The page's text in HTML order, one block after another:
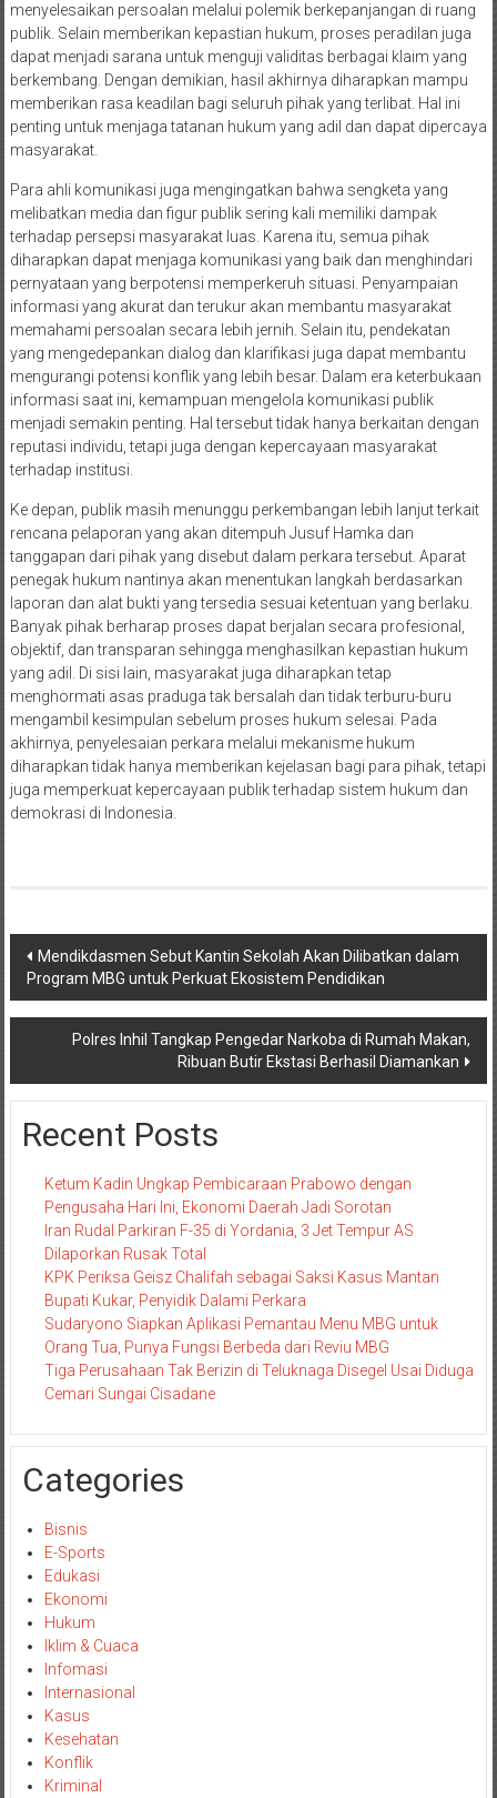
menyelesaikan persoalan melalui polemik berkepanjangan di ruang
publik. Selain memberikan kepastian hukum, proses peradilan juga
dapat menjadi sarana untuk menguji validitas berbagai klaim yang
berkembang. Dengan demikian, hasil akhirnya diharapkan mampu
memberikan rasa keadilan bagi seluruh pihak yang terlibat. Hal ini
penting untuk menjaga tatanan hukum yang adil dan dapat dipercaya
masyarakat.
Para ahli komunikasi juga mengingatkan bahwa sengketa yang
melibatkan media dan figur publik sering kali memiliki dampak
terhadap persepsi masyarakat luas. Karena itu, semua pihak
diharapkan dapat menjaga komunikasi yang baik dan menghindari
pernyataan yang berpotensi memperkeruh situasi. Penyampaian
informasi yang akurat dan terukur akan membantu masyarakat
memahami persoalan secara lebih jernih. Selain itu, pendekatan
yang mengedepankan dialog dan klarifikasi juga dapat membantu
mengurangi potensi konflik yang lebih besar. Dalam era keterbukaan
informasi saat ini, kemampuan mengelola komunikasi publik
menjadi semakin penting. Hal tersebut tidak hanya berkaitan dengan
reputasi individu, tetapi juga dengan kepercayaan masyarakat
terhadap institusi.
Ke depan, publik masih menunggu perkembangan lebih lanjut terkait
rencana pelaporan yang akan ditempuh Jusuf Hamka dan
tanggapan dari pihak yang disebut dalam perkara tersebut. Aparat
penegak hukum nantinya akan menentukan langkah berdasarkan
laporan dan alat bukti yang tersedia sesuai ketentuan yang berlaku.
Banyak pihak berharap proses dapat berjalan secara profesional,
objektif, dan transparan sehingga menghasilkan kepastian hukum
yang adil. Di sisi lain, masyarakat juga diharapkan tetap
menghormati asas praduga tak bersalah dan tidak terburu-buru
mengambil kesimpulan sebelum proses hukum selesai. Pada
akhirnya, penyelesaian perkara melalui mekanisme hukum
diharapkan tidak hanya memberikan kejelasan bagi para pihak, tetapi
juga memperkuat kepercayaan publik terhadap sistem hukum dan
demokrasi di Indonesia.
Navigasi
pos
Mendikdasmen Sebut Kantin Sekolah Akan Dilibatkan dalam
Program MBG untuk Perkuat Ekosistem Pendidikan
Polres Inhil Tangkap Pengedar Narkoba di Rumah Makan,
Ribuan Butir Ekstasi Berhasil Diamankan
Recent Posts
Ketum Kadin Ungkap Pembicaraan Prabowo dengan
Pengusaha Hari Ini, Ekonomi Daerah Jadi Sorotan
Iran Rudal Parkiran F-35 di Yordania, 3 Jet Tempur AS
Dilaporkan Rusak Total
KPK Periksa Geisz Chalifah sebagai Saksi Kasus Mantan
Bupati Kukar, Penyidik Dalami Perkara
Sudaryono Siapkan Aplikasi Pemantau Menu MBG untuk
Orang Tua, Punya Fungsi Berbeda dari Reviu MBG
Tiga Perusahaan Tak Berizin di Teluknaga Disegel Usai Diduga
Cemari Sungai Cisadane
Categories
Bisnis
E-Sports
Edukasi
Ekonomi
Hukum
Iklim & Cuaca
Infomasi
Internasional
Kasus
Kesehatan
Konflik
Kriminal